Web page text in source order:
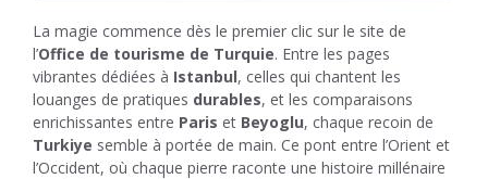
La magie commence dès le premier clic sur le site de
l’Office de tourisme de Turquie. Entre les pages
vibrantes dédiées à Istanbul, celles qui chantent les
louanges de pratiques durables, et les comparaisons
enrichissantes entre Paris et Beyoglu, chaque recoin de
Turkiye semble à portée de main. Ce pont entre l’Orient et
l’Occident, où chaque pierre raconte une histoire millénaire